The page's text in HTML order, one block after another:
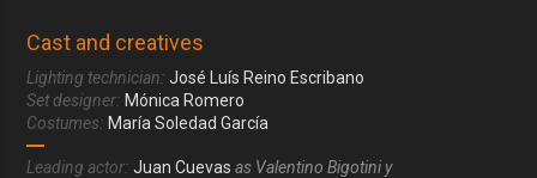
Cast and creatives
Lighting technician: José Luís Reino Escribano
Set designer: Mónica Romero
Costumes: María Soledad García
Leading actor: Juan Cuevas as Valentino Bigotini y